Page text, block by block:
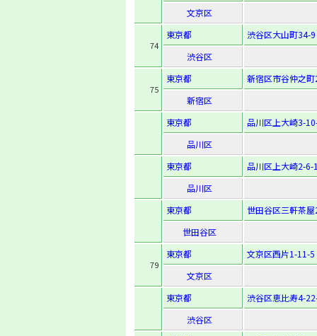
文京区
74
東京都
渋谷区大山町34-9
渋谷区
75
東京都
新宿区市谷仲之
新宿区
東京都
品川区上大崎3-
品川区
東京都
品川区上大崎2-6-
品川区
東京都
世田谷区三軒茶
世田谷区
79
東京都
文京区西片1-11-5
文京区
東京都
渋谷区恵比寿4-
渋谷区